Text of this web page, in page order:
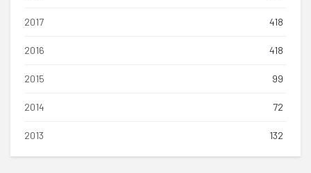
2017 418
2016 418
2015 99
2014 72
2013 132